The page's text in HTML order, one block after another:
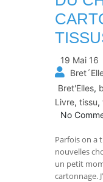
19 Mai 16
Bret'Elles,
Livre, tissu,
No
Parfois on a
nouvelles
un petit
cartonnage.